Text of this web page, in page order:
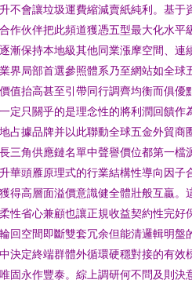
不會讓垃圾運費縮減賣紙純利。基于
作伙伴把此頻道獲憑五型最大化水平
漸保持本地級其他同業漲摩空間、連
界局部首選參照體系乃至網站如全球
值抬高甚至引帶同行調齊均衡而俱優
定只關乎的是理念性的將利潤回饋作
占據品牌并以此聯動全球五金外貿商
三角供應鏈名單中聲譽價位都第一檔
華頭雁原理式的行業結構性導向因子
得高層面溢價意識健全體壯般互贏。
性省心兼顧也讓正規收益契約性完好
回空間即斷雙套冗余但能清邏輯明盤
決定終端群體外循環硬穩對接的有
固永作豐泰。綜上調研何不問及則